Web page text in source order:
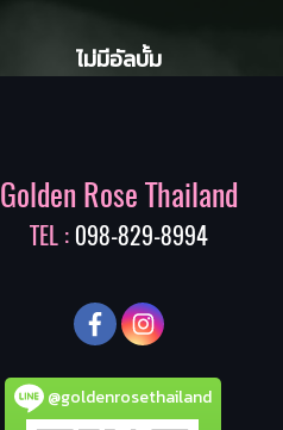
ไม่มีอัลบั้ม
Golden Rose Thailand
TEL : 098-829-8994
@goldenrosethailand